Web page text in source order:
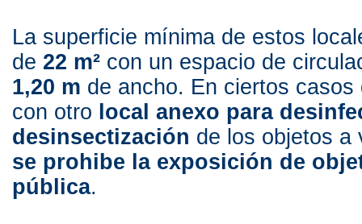
La superficie mínima de estos
de 22 m²con un espacio de
1,20 m de ancho. En ciertos casos
con otro local anexo para
desinsectización de los objetos a
se prohibe la exposición de
pública.